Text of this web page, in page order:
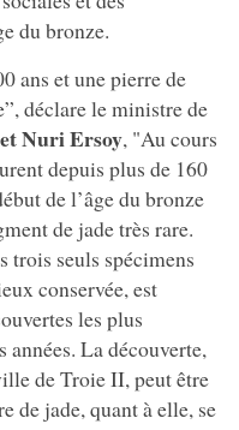
du bronze.
ans et une pierre de
déclare le ministre de
Nuri Ersoy, "Au cours
depuis plus de 160
de l’âge du bronze
de jade très rare.
trois seuls spécimens
conservée, est
les plus
années. La découverte,
de Troie II, peut être
de jade, quant à elle, se